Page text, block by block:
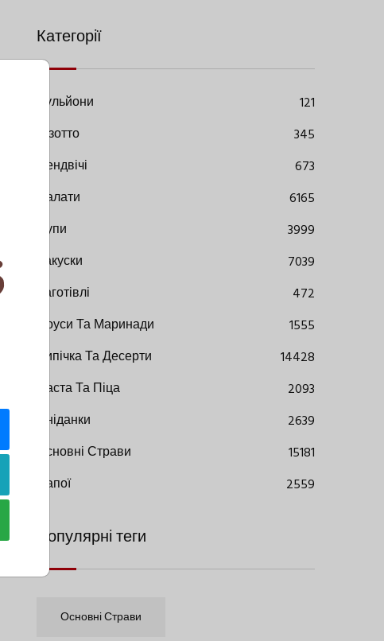
Категорії
Бульйони
121
Різотто
345
Сендвічі
673
Салати
6165
Супи
3999
Закуски
7039
Заготівлі
472
Соуси Та Маринади
1555
Випічка Та Десерти
14428
Паста Та Піца
2093
Сніданки
2639
Основні Страви
15181
Напої
2559
Популярні теги
Основні Страви